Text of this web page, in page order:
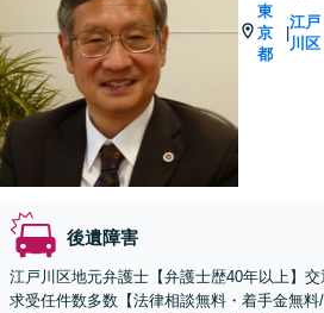
東
京
都
|
江戸
川区
後遺障害
江戸川区地元弁護士【弁護士歴40年以上】
求受任件数多数【法律相談無料・着手金無